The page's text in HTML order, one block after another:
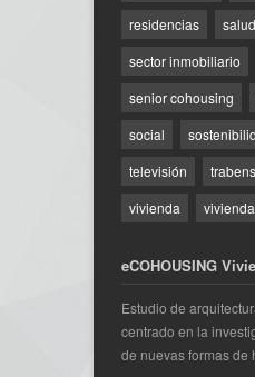
residencias
salud
sector inmobiliario
senior cohousing
social
televisión
vivienda
eCOHOUSING
Estudio de
centrado en la
de nuevas formas de